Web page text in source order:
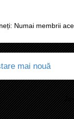
Numai membrii
mai nouă